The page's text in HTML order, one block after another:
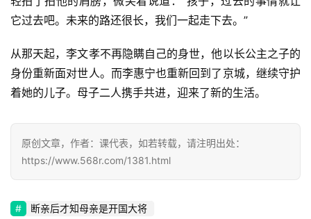
速
🌱
博
主
星
🎬
登录 注册
它过去吧。未来的路还很长，我们一起走下去。”
从那天起，李文孝不再隐瞒自己的身世，他以长公主之子的
身份重新面对世人。而李惠宁也重新回到了京城，继续守护
着她的儿子。母子二人携手共进，迎来了新的生活。
原创文章，作者：课代表，如若转载，请注明出处：
https://www.568r.com/1381.html
断亲后才知母亲是开国大将